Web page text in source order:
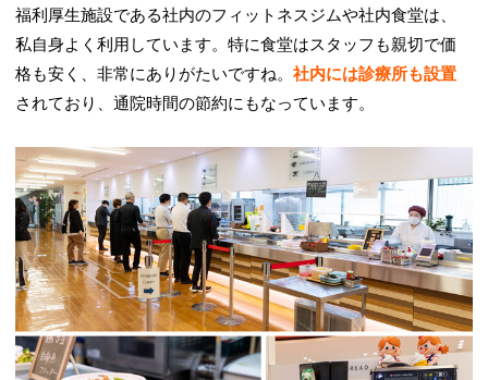
福利厚生施設である社内のフィットネスジムや社内食堂は、
私自身よく利用しています。特に食堂はスタッフも親切で価
格も安く、非常にありがたいですね。社内には診療所も設置
されており、通院時間の節約にもなっています。